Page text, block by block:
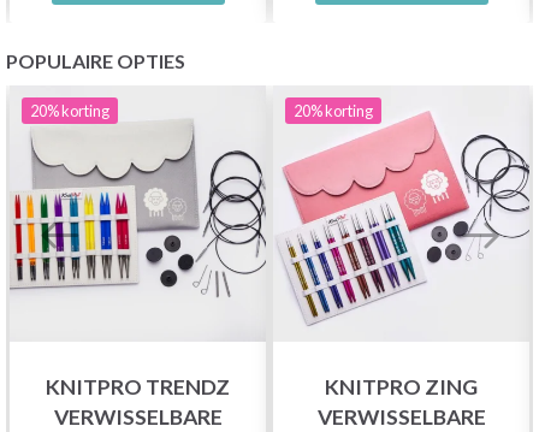
POPULAIRE OPTIES
20%korting
KNITPRO TRENDZ
VERWISSELBARE
20%korting
KNITPRO ZING
VERWISSELBARE